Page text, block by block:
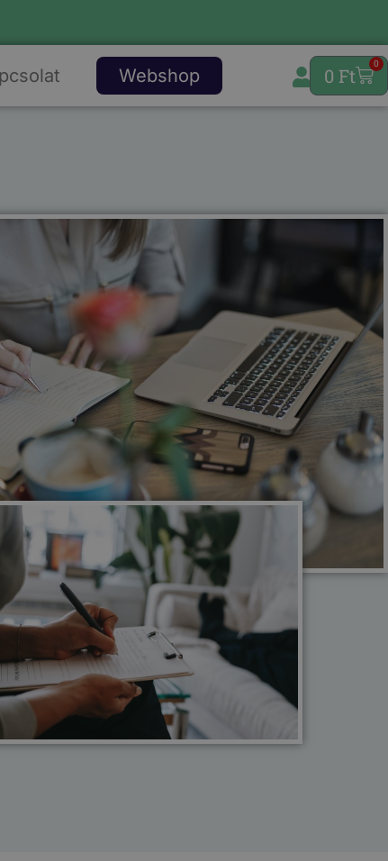
Webshop 0 Ft
0